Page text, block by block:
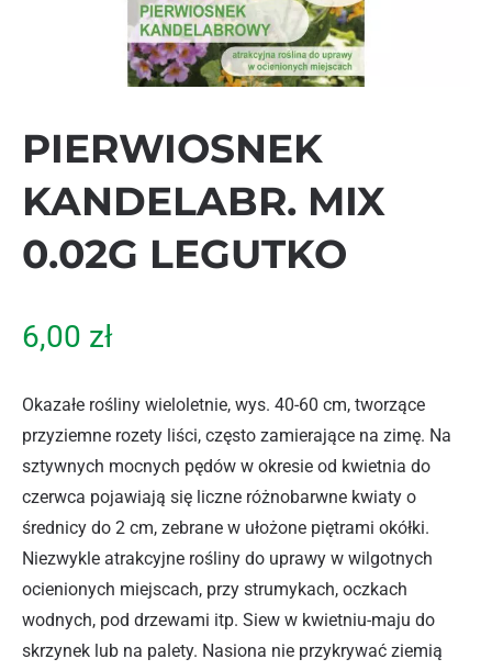
PIERWIOSNEK
KANDELABR. MIX
0.02G LEGUTKO
6,00 zł
Okazałe rośliny wieloletnie, wys. 40-60 cm, tworzące
przyziemne rozety liści, często zamierające na zimę. Na
sztywnych mocnych pędów w okresie od kwietnia do
czerwca pojawiają się liczne różnobarwne kwiaty o
średnicy do 2 cm, zebrane w ułożone piętrami okółki.
Niezwykle atrakcyjne rośliny do uprawy w wilgotnych
ocienionych miejscach, przy strumykach, oczkach
wodnych, pod drzewami itp. Siew w kwietniu-maju do
skrzynek lub na palety. Nasiona nie przykrywać ziemią